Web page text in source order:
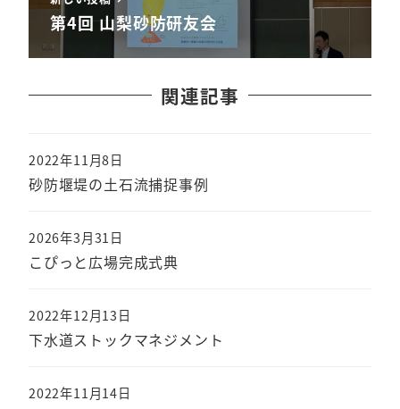
第4回 山梨砂防研友会
関連記事
砂防堰堤の土石流捕捉事例
2022年11月8日
こぴっと広場完成式典
2026年3月31日
下水道ストックマネジメント
2022年12月13日
2022年11月14日